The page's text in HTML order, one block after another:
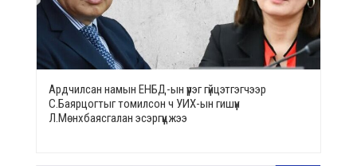
Ардчилсан намын ЕНБД-ын үүрэг гүйцэтгэгчээр
С.Баярцогтыг томилсон ч УИХ-ын гишүүн
Л.Мөнхбаясгалан эсэргүүцжээ